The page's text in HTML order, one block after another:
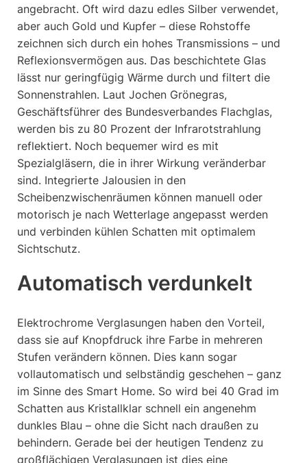
angebracht. Oft wird dazu edles Silber verwendet,
aber auch Gold und Kupfer – diese Rohstoffe
zeichnen sich durch ein hohes Transmissions – und
Reflexionsvermögen aus. Das beschichtete Glas
lässt nur geringfügig Wärme durch und filtert die
Sonnenstrahlen. Laut Jochen Grönegras,
Geschäftsführer des Bundesverbandes Flachglas,
werden bis zu 80 Prozent der Infrarotstrahlung
reflektiert. Noch bequemer wird es mit
Spezialgläsern, die in ihrer Wirkung veränderbar
sind. Integrierte Jalousien in den
Scheibenzwischenräumen können manuell oder
motorisch je nach Wetterlage angepasst werden
und verbinden kühlen Schatten mit optimalem
Sichtschutz.
Automatisch verdunkelt
Elektrochrome Verglasungen haben den Vorteil,
dass sie auf Knopfdruck ihre Farbe in mehreren
Stufen verändern können. Dies kann sogar
vollautomatisch und selbständig geschehen – ganz
im Sinne des Smart Home. So wird bei 40 Grad im
Schatten aus Kristallklar schnell ein angenehm
dunkles Blau – ohne die Sicht nach draußen zu
behindern. Gerade bei der heutigen Tendenz zu
großflächigen Verglasungen ist dies eine